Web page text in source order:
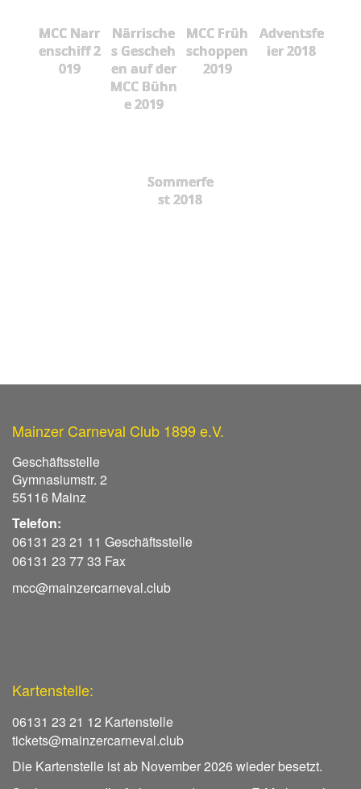
MCC Narr
enschiff 2
019
Närrische
s Gescheh
en auf der
MCC Bühn
e 2019
MCC Früh
schoppen
2019
Adventsfe
ier 2018
Sommerfe
st 2018
Mainzer Carneval Club 1899 e.V.
Geschäftsstelle
Gymnasiumstr. 2
55116 Mainz
Telefon:
06131 23 21 11 Geschäftsstelle
06131 23 77 33 Fax
mcc@mainzercarneval.club
Kartenstelle:
06131 23 21 12 Kartenstelle
tickets@mainzercarneval.club
Die Kartenstelle ist ab November 2026 wieder besetzt.